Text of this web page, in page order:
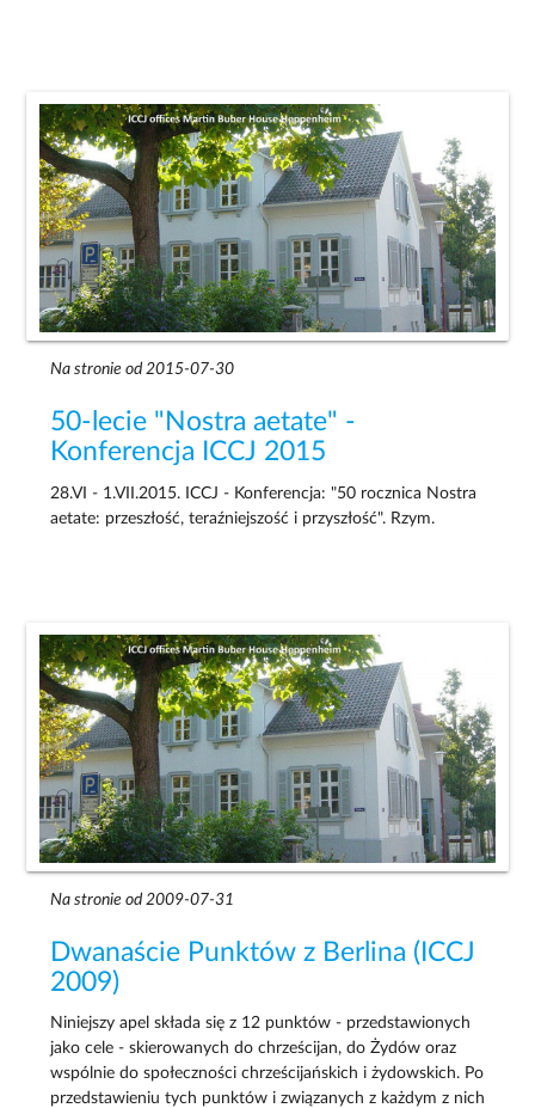
Na stronie od 2015-07-30
50-lecie "Nostra aetate" -
Konferencja ICCJ 2015
28.VI - 1.VII.2015. ICCJ - Konferencja: "50 rocznica Nostra
aetate: przeszłość, teraźniejszość i przyszłość". Rzym.
Na stronie od 2009-07-31
Dwanaście Punktów z Berlina (ICCJ
2009)
Niniejszy apel składa się z 12 punktów - przedstawionych
jako cele - skierowanych do chrześcijan, do Żydów oraz
wspólnie do społeczności chrześcijańskich i żydowskich. Po
przedstawieniu tych punktów i związanych z każdym z nich